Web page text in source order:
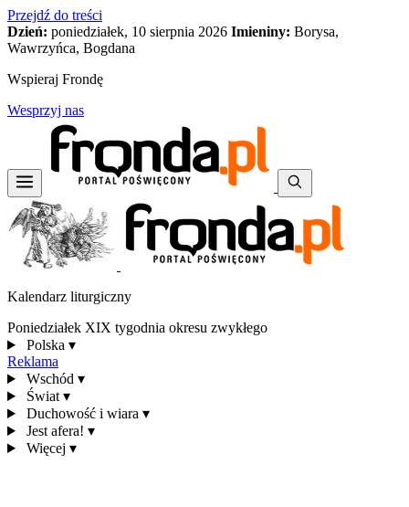
Przejdź do treści
Dzień: poniedziałek, 10 sierpnia 2026 Imieniny: Borysa,
Wawrzyńca, Bogdana
Wspieraj Frondę
Wesprzyj nas
Kalendarz liturgiczny
Poniedziałek XIX tygodnia okresu zwykłego
Polska ▾
Reklama
Wschód ▾
Świat ▾
Duchowość i wiara ▾
Jest afera! ▾
Więcej ▾